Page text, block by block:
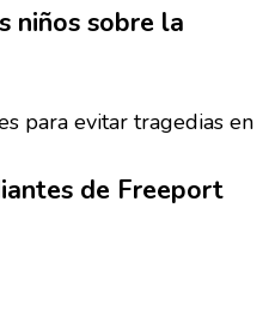
niños sobre la
de Freeport